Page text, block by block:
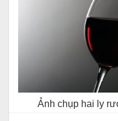
Ảnh chụp hai ly